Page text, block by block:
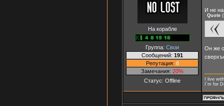
На корабле
Группа: Свои
Сообщений: 191
Репутация: 8
Замечания: 20%
Статус: Offline
И не
Quote (
Он же
I live
I`m for